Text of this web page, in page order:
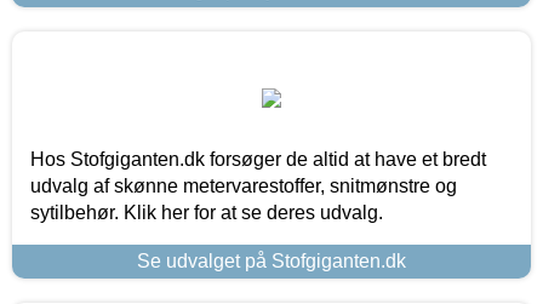
Hos Stofgiganten.dk forsøger de altid at have et bredt
udvalg af skønne metervarestoffer, snitmønstre og
sytilbehør. Klik her for at se deres udvalg.
Se udvalget på Stofgiganten.dk